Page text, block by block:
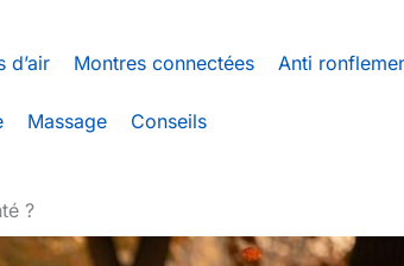
d’air Montres connectées Anti
Massage Conseils
?